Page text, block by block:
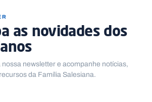
as novidades dos
newsletter e acompanhe notícias,
da Família Salesiana.